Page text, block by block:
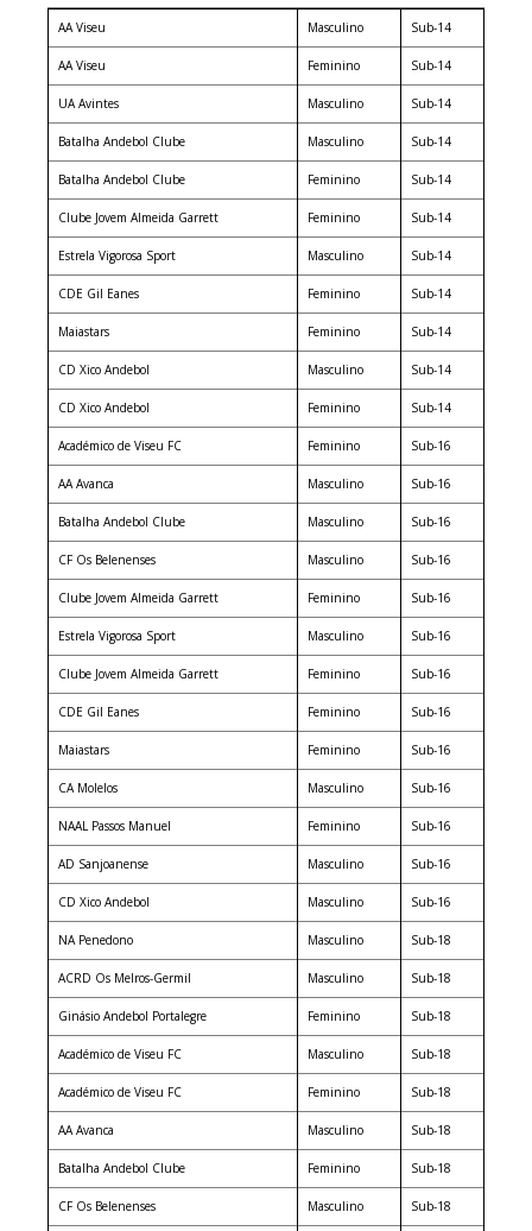
AA Viseu Masculino Sub-14
AA Viseu Feminino Sub-14
UA Avintes Masculino Sub-14
Batalha Andebol Clube Masculino Sub-14
Batalha Andebol Clube Feminino Sub-14
Clube Jovem Almeida Garrett Feminino Sub-14
Estrela Vigorosa Sport Masculino Sub-14
CDE Gil Eanes Feminino Sub-14
Maiastars Feminino Sub-14
CD Xico Andebol Masculino Sub-14
CD Xico Andebol Feminino Sub-14
Académico de Viseu FC Feminino Sub-16
AA Avanca Masculino Sub-16
Batalha Andebol Clube Masculino Sub-16
CF Os Belenenses Masculino Sub-16
Clube Jovem Almeida Garrett Feminino Sub-16
Estrela Vigorosa Sport Masculino Sub-16
Clube Jovem Almeida Garrett Feminino Sub-16
CDE Gil Eanes Feminino Sub-16
Maiastars Feminino Sub-16
CA Molelos Masculino Sub-16
NAAL Passos Manuel Feminino Sub-16
AD Sanjoanense Masculino Sub-16
CD Xico Andebol Masculino Sub-16
NA Penedono Masculino Sub-18
ACRD Os Melros-Germil Masculino Sub-18
Ginásio Andebol Portalegre Feminino Sub-18
Académico de Viseu FC Masculino Sub-18
Académico de Viseu FC Feminino Sub-18
AA Avanca Masculino Sub-18
Batalha Andebol Clube Feminino Sub-18
CF Os Belenenses Masculino Sub-18